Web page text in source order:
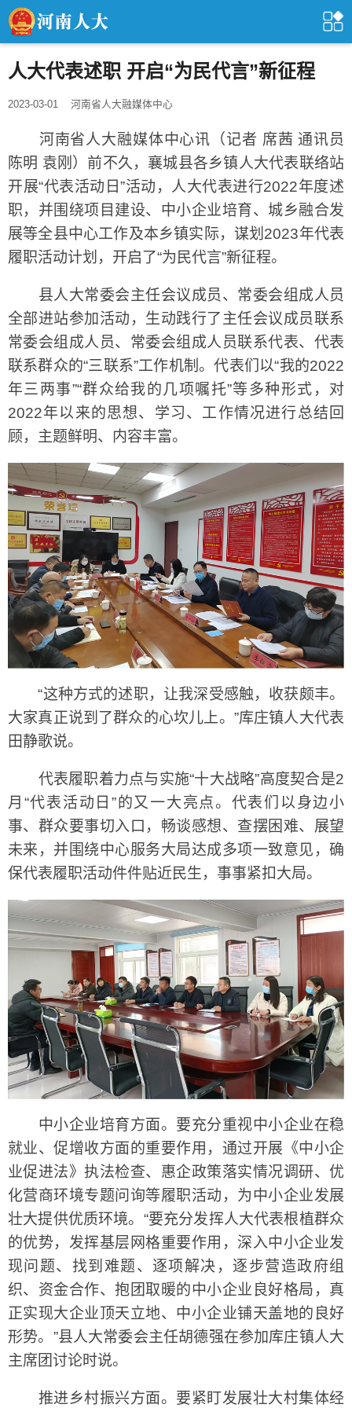
人大代表述职 开启“为民代言”新征程
2023-03-01 河南省人大融媒体中心
河南省人大融媒体中心讯（记者 席茜 通讯员
陈明 袁刚）前不久，襄城县各乡镇人大代表联络站
开展“代表活动日”活动，人大代表进行2022年度述
职，并围绕项目建设、中小企业培育、城乡融合发
展等全县中心工作及本乡镇实际，谋划2023年代表
履职活动计划，开启了“为民代言”新征程。
县人大常委会主任会议成员、常委会组成人员
全部进站参加活动，生动践行了主任会议成员联系
常委会组成人员、常委会组成人员联系代表、代表
联系群众的“三联系”工作机制。代表们以“我的2022
年三两事”“群众给我的几项嘱托”等多种形式，对
2022年以来的思想、学习、工作情况进行总结回
顾，主题鲜明、内容丰富。
“这种方式的述职，让我深受感触，收获颇丰。
大家真正说到了群众的心坎儿上。”库庄镇人大代表
田静歌说。
代表履职着力点与实施“十大战略”高度契合是2
月“代表活动日”的又一大亮点。代表们以身边小
事、群众要事切入口，畅谈感想、查摆困难、展望
未来，并围绕中心服务大局达成多项一致意见，确
保代表履职活动件件贴近民生，事事紧扣大局。
中小企业培育方面。要充分重视中小企业在稳
就业、促增收方面的重要作用，通过开展《中小企
业促进法》执法检查、惠企政策落实情况调研、优
化营商环境专题问询等履职活动，为中小企业发展
壮大提供优质环境。“要充分发挥人大代表根植群众
的优势，发挥基层网格重要作用，深入中小企业发
现问题、找到难题、逐项解决，逐步营造政府组
织、资金合作、抱团取暖的中小企业良好格局，真
正实现大企业顶天立地、中小企业铺天盖地的良好
形势。”县人大常委会主任胡德强在参加库庄镇人大
主席团讨论时说。
推进乡村振兴方面。要紧盯发展壮大村集体经